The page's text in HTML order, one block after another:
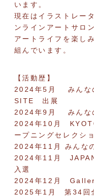
います。
現在はイラストレー
ンラインアートサロ
アートライフを楽し
組んでいます。
【活動歴】
2024年5月 みんな
SITE 出展
2024年9月 みんな
2024年10月
ープニングセレクシ
2024年11月 みんな
2024年11月
入選
2024年12月
2025年1月 第34回